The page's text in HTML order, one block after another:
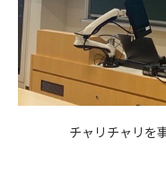
チャリチャリを